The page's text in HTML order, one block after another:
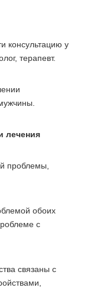
консультацию у
терапевт.
лечения
проблемы,
обоих
с
связаны с